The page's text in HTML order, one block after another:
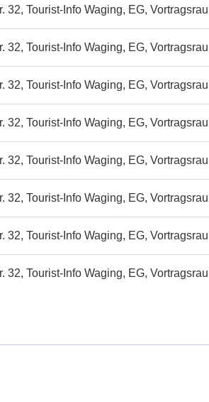
32, Tourist-Info Waging, EG,
32, Tourist-Info Waging, EG,
32, Tourist-Info Waging, EG,
32, Tourist-Info Waging, EG,
32, Tourist-Info Waging, EG,
32, Tourist-Info Waging, EG,
32, Tourist-Info Waging, EG,
32, Tourist-Info Waging, EG,